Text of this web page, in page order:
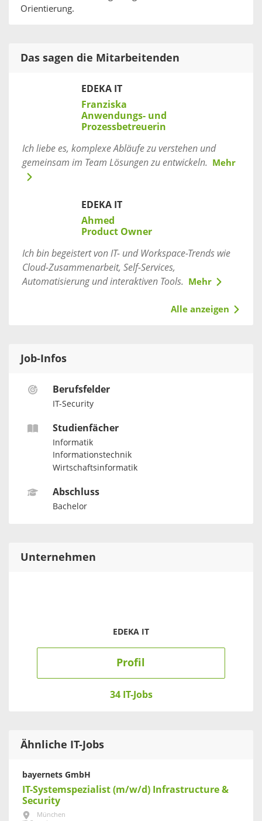
Orientierung.
Das sagen die Mitarbeitenden
EDEKA IT
Franziska
Anwendungs- und
Prozessbetreuerin
Ich liebe es, komplexe Abläufe zu verstehen und
gemeinsam im Team Lösungen zu entwickeln. Mehr
EDEKA IT
Ahmed
Product Owner
Ich bin begeistert von IT- und Workspace-Trends wie
Cloud-Zusammenarbeit, Self-Services,
Automatisierung und interaktiven Tools. Mehr
Alle anzeigen
Job-Infos
Berufsfelder
IT-Security
Studienfächer
Informatik
Informationstechnik
Wirtschaftsinformatik
Abschluss
Bachelor
Unternehmen
EDEKA IT
Profil
34 IT-Jobs
Ähnliche IT-Jobs
bayernets GmbH
IT-Systemspezialist (m/w/d) Infrastructure &
Security
München